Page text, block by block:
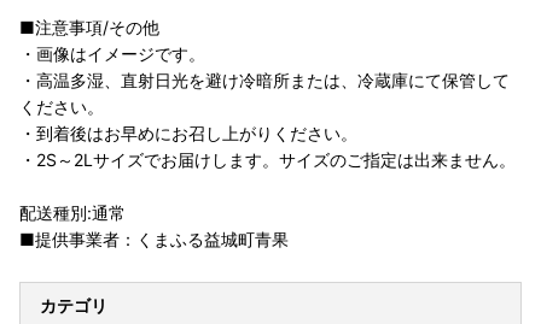
■注意事項/その他
・画像はイメージです。
・高温多湿、直射日光を避け冷暗所または、冷蔵庫にて保管して
ください。
・到着後はお早めにお召し上がりください。
・2S～2Lサイズでお届けします。サイズのご指定は出来ません。
配送種別:通常
■提供事業者：くまふる益城町青果
カテゴリ